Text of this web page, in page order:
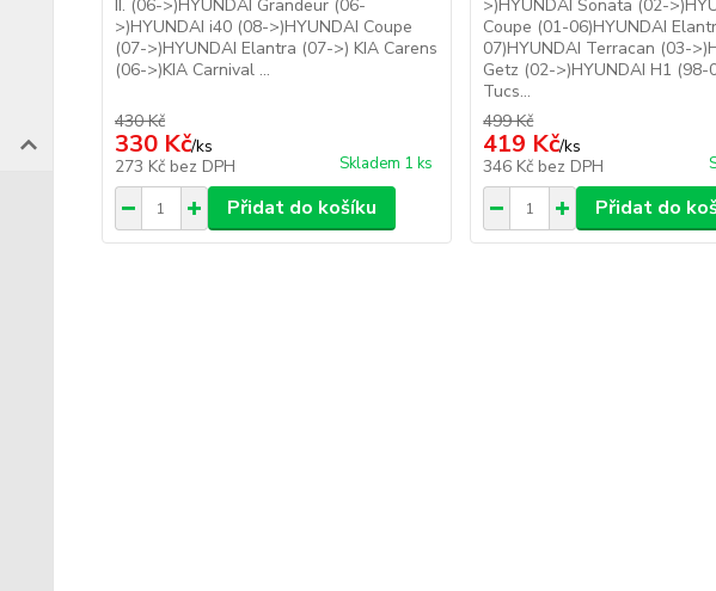
II. (06->)HYUNDAI Grandeur (06-
>)HYUNDAI i40 (08->)HYUNDAI Coupe
(07->)HYUNDAI Elantra (07->) KIA Carens
(06->)KIA Carnival ...
430 Kč
330 Kč/ks
273 Kč bez DPH Skladem 1 ks
Přidat do košíku
>)HYUNDAI Sonata (02-
Coupe (01-06)HYUNDAI
07)HYUNDAI Terracan (03-
Getz (02->)HYUNDAI H1 (98-
Tucs...
499 Kč
419 Kč/ks
346 Kč bez DPH
Přidat do